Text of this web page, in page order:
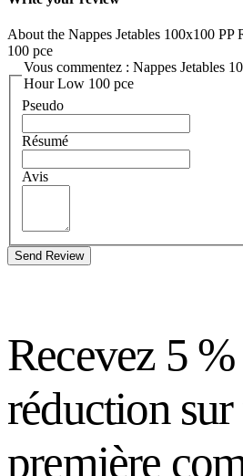
About the Nappes Jetables 100x100
100 pce
Vous commentez : Nappes Jetables 100x100 PP Roial Happy
Hour Low 100 pce
Pseudo
Résumé
Avis
Send Review
Recevez 5
réduction
première